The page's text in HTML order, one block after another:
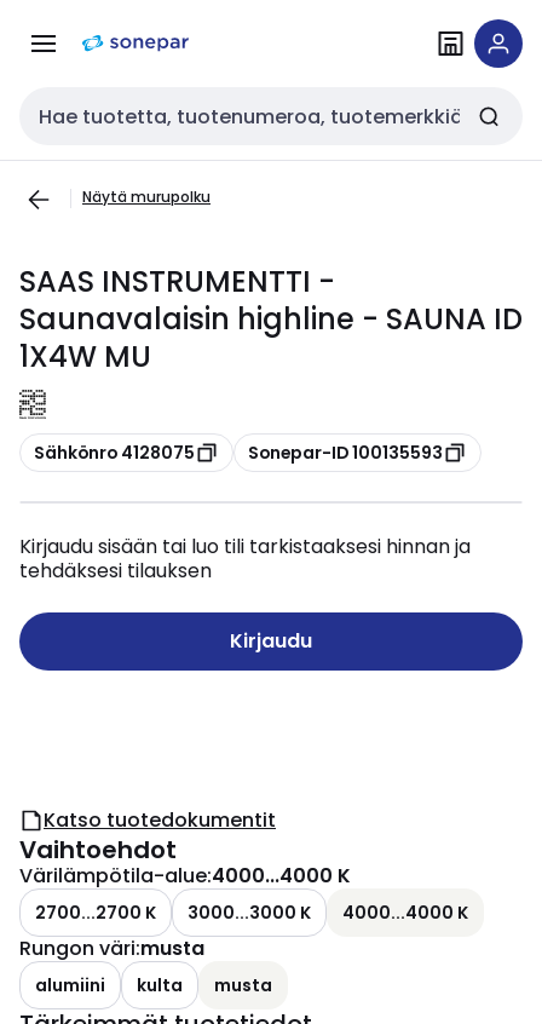
navigointiinsisältöön
Haku
Näytä murupolku
SAAS INSTRUMENTTI -
Saunavalaisin highline - SAUNA ID
1X4W MU
Kopioi
Sähkönro 4128075 Kopioi
Sonepar-ID 100135593
Kirjaudu sisään tai luo tili tarkistaaksesi hinnan ja
tehdäksesi tilauksen
Kirjaudu
Katso tuotedokumentit
Vaihtoehdot
Värilämpötila-alue:4000...4000 K
2700...2700 K 3000...3000 K 4000...4000 K
Rungon väri:musta
alumiini kulta musta